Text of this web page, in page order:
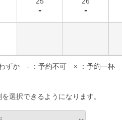
- -
ずか - ：予約不可 × ：予約一杯
選択できるようになります。